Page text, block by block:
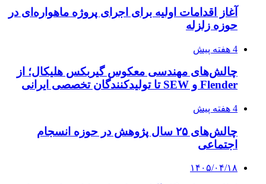
آغاز اقدامات اولیه برای اجرای پروژه ماهواره‌ای در
حوزه زلزله
4 هفته پیش
چالش‌های مهندسی معکوس گیربکس هلیکال؛ از
Flender و SEW تا تولیدکنندگان تخصصی ایرانی
4 هفته پیش
چالش‌های ۲۵ سال پژوهش در حوزه انسجام
اجتماعی
۱۴۰۵/۰۴/۱۸